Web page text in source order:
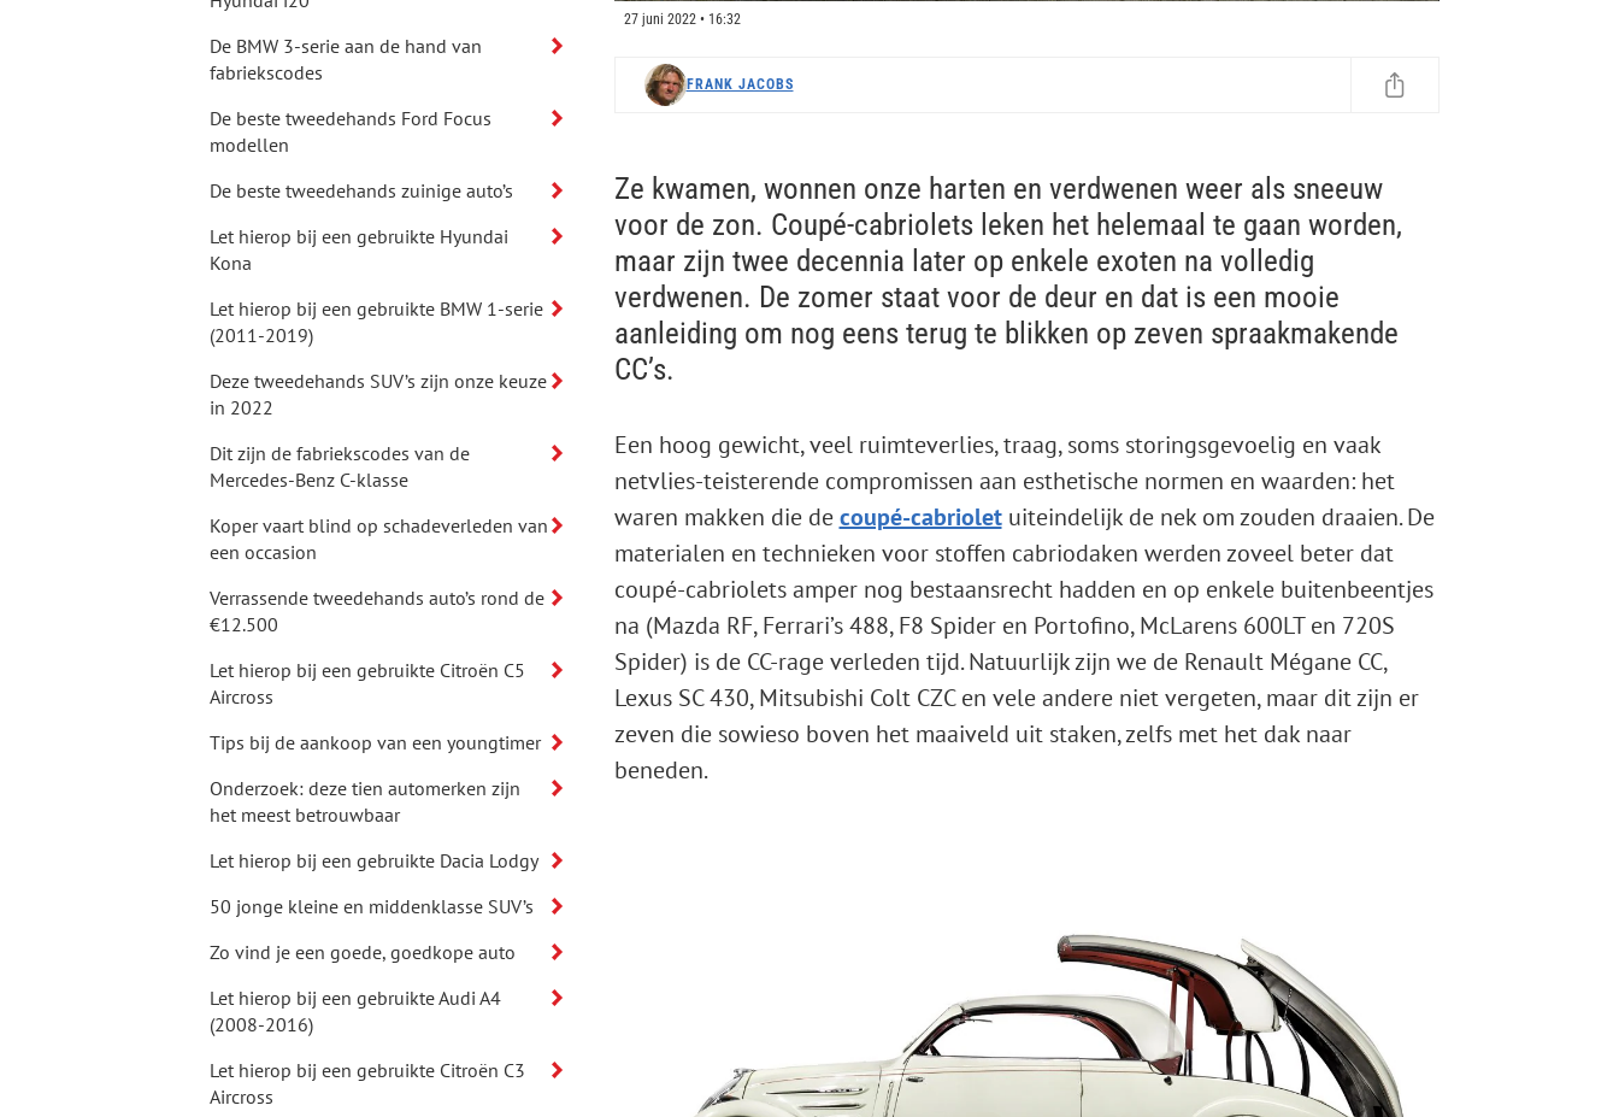
27 juni 2022 • 16:32
FRANK JACOBS
Ze kwamen, wonnen onze harten en verdwenen weer als sneeuw
voor de zon. Coupé-cabriolets leken het helemaal te gaan worden,
maar zijn twee decennia later op enkele exoten na volledig
verdwenen. De zomer staat voor de deur en dat is een mooie
aanleiding om nog eens terug te blikken op zeven spraakmakende
CC’s.
Een hoog gewicht, veel ruimteverlies, traag, soms storingsgevoelig en vaak
netvlies-teisterende compromissen aan esthetische normen en waarden: het
waren makken die decoupé-cabrioletuiteindelijk de nek om zouden draaien. De
materialen en technieken voor stoffen cabriodaken werden zoveel beter dat
coupé-cabriolets amper nog bestaansrecht hadden en op enkele buitenbeentjes
na (Mazda RF, Ferrari’s 488, F8 Spider en Portofino, McLarens 600LT en 720S
Spider) is de CC-rage verleden tijd. Natuurlijk zijn we de Renault Mégane CC,
Lexus SC 430, Mitsubishi Colt CZC en vele andere niet vergeten, maar dit zijn er
zeven die sowieso boven het maaiveld uit staken, zelfs met het dak naar
beneden.
De BMW 3-serie aan de hand van
fabriekscodes
De beste tweedehands Ford Focus
modellen
De beste tweedehands zuinige auto’s
Let hierop bij een gebruikte Hyundai
Kona
Let hierop bij een gebruikte BMW 1-serie
(2011-2019)
Deze tweedehands SUV’s zijn onze keuze
in 2022
Dit zijn de fabriekscodes van de
Mercedes-Benz C-klasse
Koper vaart blind op schadeverleden van
een occasion
Verrassende tweedehands auto’s rond de
€12.500
Let hierop bij een gebruikte Citroën C5
Aircross
Tips bij de aankoop van een youngtimer
Onderzoek: deze tien automerken zijn
het meest betrouwbaar
Let hierop bij een gebruikte Dacia Lodgy
50 jonge kleine en middenklasse SUV’s
Zo vind je een goede, goedkope auto
Let hierop bij een gebruikte Audi A4
(2008-2016)
Let hierop bij een gebruikte Citroën C3
Aircross